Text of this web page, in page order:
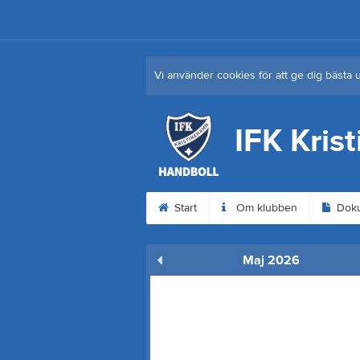
Vi använder cookies för att ge dig bästa
IFK
Start Om klubben
Maj 2026